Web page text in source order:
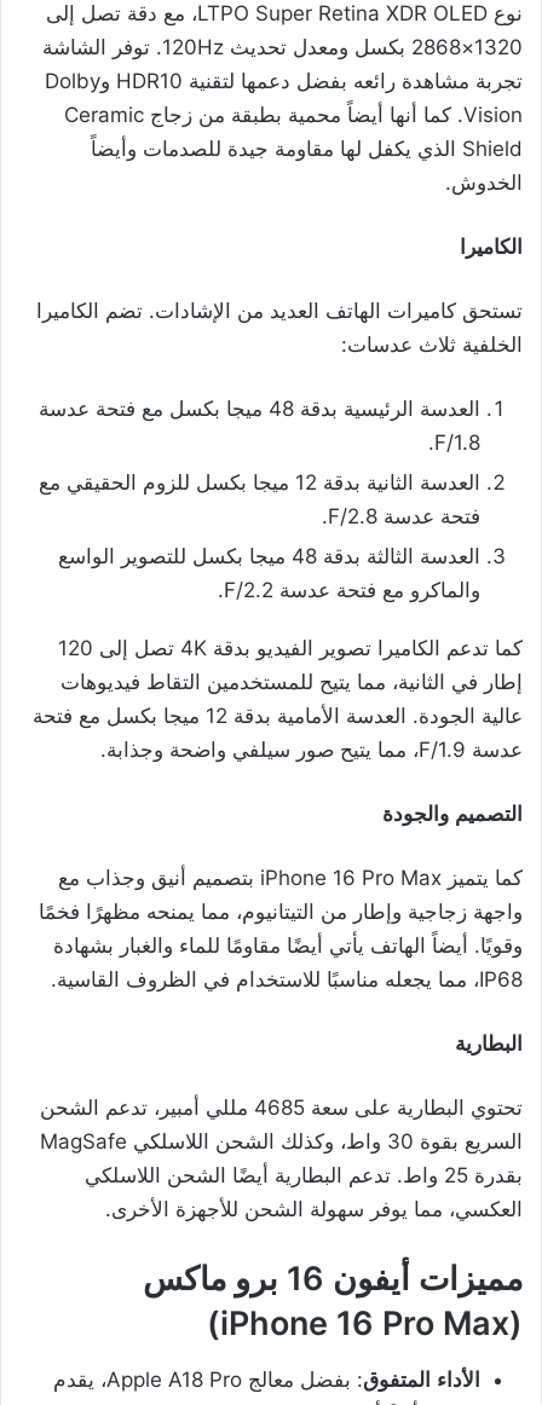
نوع LTPO Super Retina XDR OLED، مع دقة تصل إلى
1320×2868 بكسل ومعدل تحديث 120Hz. توفر الشاشة
تجربة مشاهدة رائعه بفضل دعمها لتقنية HDR10 وDolby
Vision. كما أنها أيضاً محمية بطبقة من زجاج Ceramic
Shield الذي يكفل لها مقاومة جيدة للصدمات وأيضاً
الخدوش.
الكاميرا
تستحق كاميرات الهاتف العديد من الإشادات. تضم الكاميرا
الخلفية ثلاث عدسات:
العدسة الرئيسية بدقة 48 ميجا بكسل مع فتحة عدسة
F/1.8.
العدسة الثانية بدقة 12 ميجا بكسل للزوم الحقيقي مع
فتحة عدسة F/2.8.
العدسة الثالثة بدقة 48 ميجا بكسل للتصوير الواسع
والماكرو مع فتحة عدسة F/2.2.
كما تدعم الكاميرا تصوير الفيديو بدقة 4K تصل إلى 120
إطار في الثانية، مما يتيح للمستخدمين التقاط فيديوهات
عالية الجودة. العدسة الأمامية بدقة 12 ميجا بكسل مع فتحة
عدسة F/1.9، مما يتيح صور سيلفي واضحة وجذابة.
التصميم والجودة
كما يتميز iPhone 16 Pro Max بتصميم أنيق وجذاب مع
واجهة زجاجية وإطار من التيتانيوم، مما يمنحه مظهرًا فخمًا
وقويًا. أيضاً الهاتف يأتي أيضًا مقاومًا للماء والغبار بشهادة
IP68، مما يجعله مناسبًا للاستخدام في الظروف القاسية.
البطارية
تحتوي البطارية على سعة 4685 مللي أمبير، تدعم الشحن
السريع بقوة 30 واط، وكذلك الشحن اللاسلكي MagSafe
بقدرة 25 واط. تدعم البطارية أيضًا الشحن اللاسلكي
العكسي، مما يوفر سهولة الشحن للأجهزة الأخرى.
مميزات أيفون 16 برو ماكس
(iPhone 16 Pro Max)
الأداء المتفوق
: بفضل معالج Apple A18 Pro، يقدم